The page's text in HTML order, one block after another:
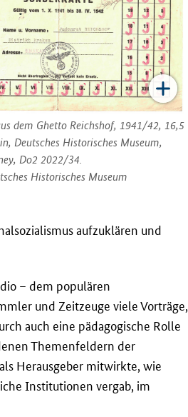
dem Ghetto Reichshof, 1941/42, 16,5
Deutsches Historisches Museum,
Do2 2022/34.
Historisches Museum
aufzuklären und
– dem populären
und Zeitzeuge viele Vorträge,
auch eine pädagogische Rolle
Themenfeldern der
Herausgeber mitwirkte, wie
Institutionen vergab, im